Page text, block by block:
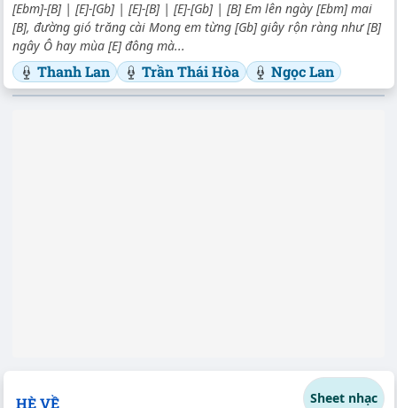
[Ebm]-[B] | [E]-[Gb] | [E]-[B] | [E]-[Gb] | [B] Em lên ngày [Ebm] mai
[B], đường gió trăng cài Mong em từng [Gb] giây rộn ràng như [B]
ngây Ô hay mùa [E] đông mà...
Thanh Lan Trần Thái Hòa Ngọc Lan
HÈ VỀ Sheet nhạc